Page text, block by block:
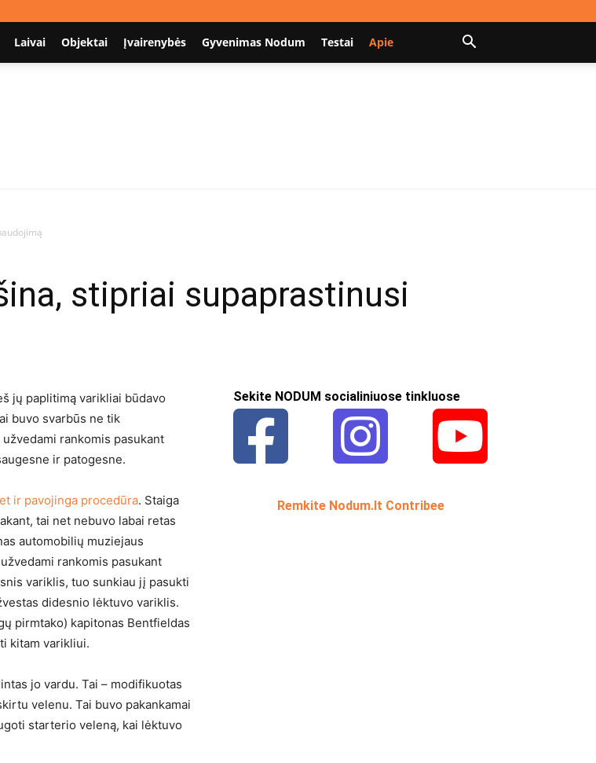
Laivai Objektai Įvairenybės Gyvenimas Nodum Testai Apie
stipriai supaprastinusi
jų paplitimą varikliai būdavo
buvo svarbūs ne tik
rankomis pasukant
ir patogesne.
ir pavojinga procedūra. Staiga
tai net nebuvo labai retas
automobilių muziejaus
rankomis pasukant
variklis, tuo sunkiau jį pasukti
didesnio lėktuvo variklis.
pirmtako) kapitonas Bentfieldas
kitam varikliui.
jo vardu. Tai – modifikuotas
velenu. Tai buvo pakankamai
starterio veleną, kai lėktuvo
Sekite NODUM socialiniuose tinkluose
Remkite Nodum.lt Contribee